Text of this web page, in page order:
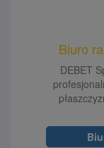
Biuro
DEBET